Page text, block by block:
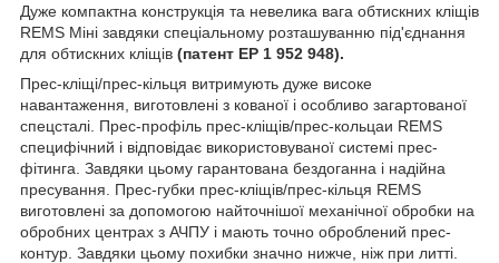
Дуже компактна конструкція та невелика вага обтискних кліщів
REMS Міні завдяки спеціальному розташуванню під'єднання
для обтискних кліщів (патент EP 1 952 948).
Прес-кліщі/прес-кільця витримують дуже високе
навантаження, виготовлені з кованої і особливо загартованої
спецсталі. Прес-профіль прес-кліщів/прес-кольцаи REMS
специфічний і відповідає використовуваної системі прес-
фітинга. Завдяки цьому гарантована бездоганна і надійна
пресування. Прес-губки прес-кліщів/прес-кільця REMS
виготовлені за допомогою найточнішої механічної обробки на
обробних центрах з АЧПУ і мають точно оброблений прес-
контур. Завдяки цьому похибки значно нижче, ніж при литті.